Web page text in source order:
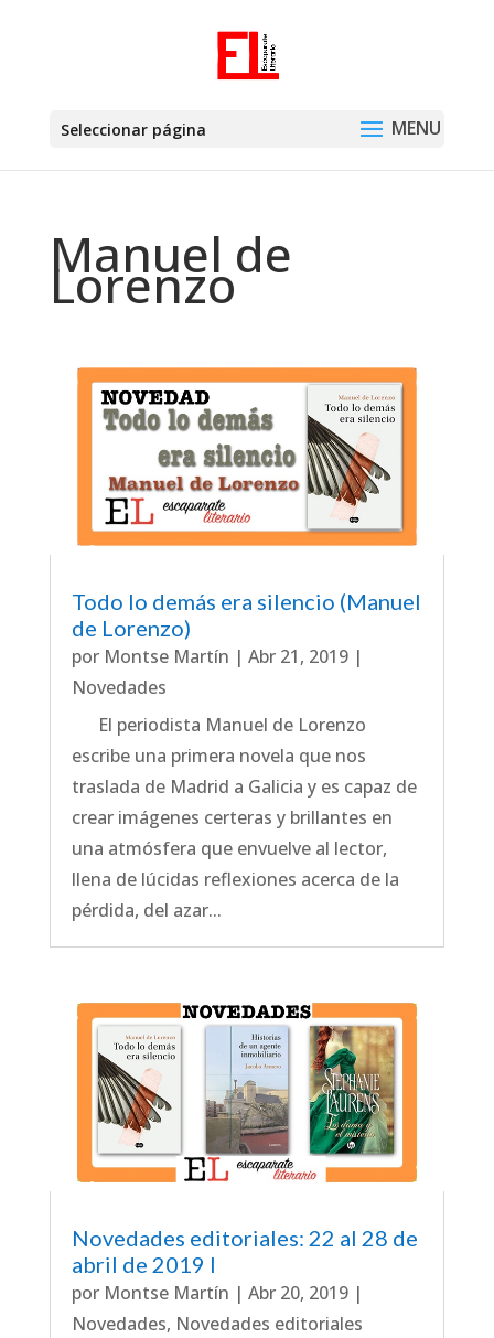
Seleccionar página
Manuel de
Lorenzo
Todo lo demás era silencio (Manuel
de Lorenzo)
por Montse Martín | Abr 21, 2019|
Novedades
El periodista Manuel de Lorenzo
escribe una primera novela que nos
traslada de Madrid a Galicia y es capaz de
crear imágenes certeras y brillantes en
una atmósfera que envuelve al lector,
llena de lúcidas reflexiones acerca de la
pérdida, del azar...
Novedades editoriales: 22 al 28 de
abril de 2019 I
por Montse Martín | Abr 20, 2019|
Novedades, Novedades editoriales